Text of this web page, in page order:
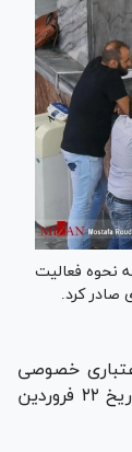
نحوه فعالیت
خصوصی
در زمینه نحوه فعالیت اعضای این کانون از تاریخ ۲۲ فروردین